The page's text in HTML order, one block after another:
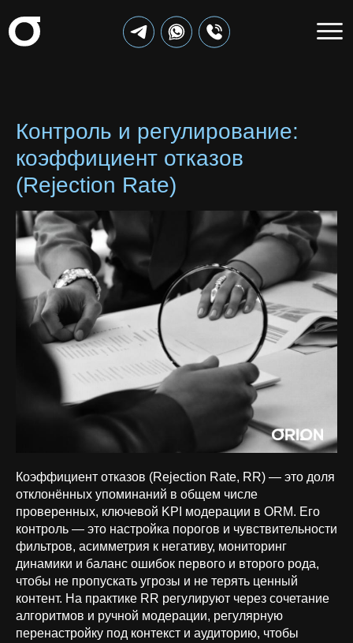
Контроль и регулирование:
коэффициент отказов
(Rejection Rate)
Коэффициент отказов (Rejection Rate, RR) — это доля
отклонённых упоминаний в общем числе
проверенных, ключевой KPI модерации в ORM. Его
контроль — это настройка порогов и чувствительности
фильтров, асимметрия к негативу, мониторинг
динамики и баланс ошибок первого и второго рода,
чтобы не пропускать угрозы и не терять ценный
контент. На практике RR регулируют через сочетание
алгоритмов и ручной модерации, регулярную
перенастройку под контекст и аудиторию, чтобы